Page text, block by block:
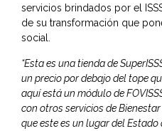
servicios brindados por el
de su transformación que
social.
“Esta es una tienda de
un precio por debajo del tope
aquí está un módulo de
con otros servicios de
que este es un lugar del